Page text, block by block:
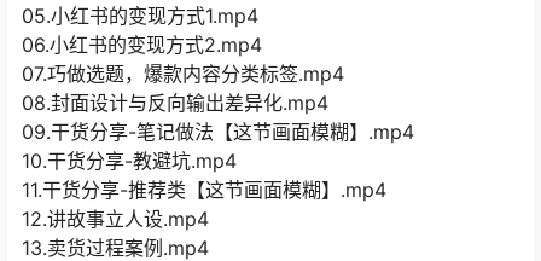
05.小红书的变现方式1.mp4
06.小红书的变现方式2.mp4
07.巧做选题，爆款内容分类标签.mp4
08.封面设计与反向输出差异化.mp4
09.干货分享-笔记做法【这节画面模糊】.mp4
10.干货分享-教避坑.mp4
11.干货分享-推荐类【这节画面模糊】.mp4
12.讲故事立人设.mp4
13.卖货过程案例.mp4